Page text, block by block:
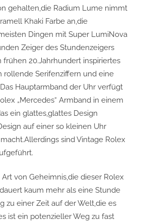
gehalten,die Radium Lume nimmt
Khaki Farbe an,die
Dingen mit Super LumiNova
Zeiger des Stundenzeigers
20.Jahrhundert inspiriertes
rollende Serifenziffern und eine
Hauptarmband der Uhr verfügt
„Mercedes“ Armband in einem
ein glattes,glattes Design
auf einer so kleinen Uhr
sind Vintage Rolex
von Geheimnis,die dieser Rolex
kaum mehr als eine Stunde
zu einer Zeit auf der Welt,die es
ist ein potenzieller Weg zu fast